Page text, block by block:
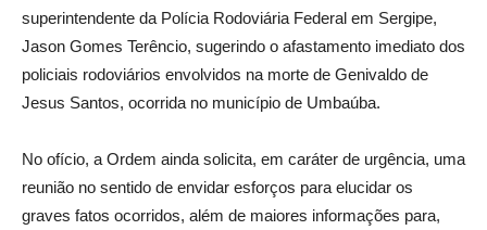
superintendente da Polícia Rodoviária Federal em Sergipe,
Jason Gomes Terêncio, sugerindo o afastamento imediato dos
policiais rodoviários envolvidos na morte de Genivaldo de
Jesus Santos, ocorrida no município de Umbaúba.
No ofício, a Ordem ainda solicita, em caráter de urgência, uma
reunião no sentido de envidar esforços para elucidar os
graves fatos ocorridos, além de maiores informações para,